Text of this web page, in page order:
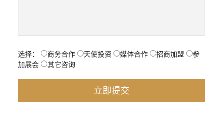
选择： 商务合作 天使投资 媒体合作 招商加盟
参
加展会
其它咨询